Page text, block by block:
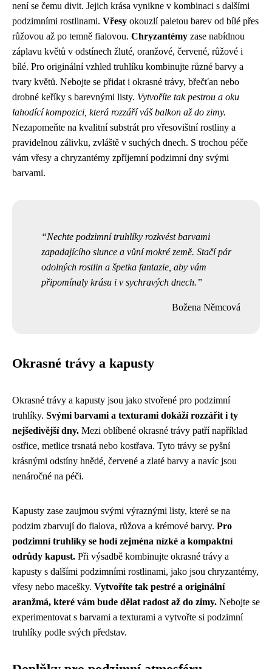
není se čemu divit. Jejich krása vynikne v kombinaci s dalšími
podzimními rostlinami. Vřesy okouzlí paletou barev od bílé přes
růžovou až po temně fialovou. Chryzantémy zase nabídnou
záplavu květů v odstínech žluté, oranžové, červené, růžové i
bílé. Pro originální vzhled truhlíku kombinujte různé barvy a
tvary květů. Nebojte se přidat i okrasné trávy, břečťan nebo
drobné keříky s barevnými listy. Vytvoříte tak pestrou a oku
lahodící kompozici, která rozzáří váš balkon až do zimy.
Nezapomeňte na kvalitní substrát pro vřesovištní rostliny a
pravidelnou zálivku, zvláště v suchých dnech. S trochou péče
vám vřesy a chryzantémy zpříjemní podzimní dny svými
barvami.
Nechte podzimní truhlíky rozkvést barvami
zapadajícího slunce a vůní mokré země. Stačí pár
odolných rostlin a špetka fantazie, aby vám
připomínaly krásu i v sychravých dnech.
Božena Němcová
Okrasné trávy a kapusty
Okrasné trávy a kapusty jsou jako stvořené pro podzimní
truhlíky. Svými barvami a texturami dokáží rozzářit i ty
nejšedivější dny. Mezi oblíbené okrasné trávy patří například
ostřice, metlice trsnatá nebo kostřava. Tyto trávy se pyšní
krásnými odstíny hnědé, červené a zlaté barvy a navíc jsou
nenáročné na péči.
Kapusty zase zaujmou svými výraznými listy, které se na
podzim zbarvují do fialova, růžova a krémové barvy. Pro
podzimní truhlíky se hodí zejména nízké a kompaktní
odrůdy kapust. Při výsadbě kombinujte okrasné trávy a
kapusty s dalšími podzimními rostlinami, jako jsou chryzantémy,
vřesy nebo macešky. Vytvoříte tak pestré a originální
aranžmá, které vám bude dělat radost až do zimy. Nebojte se
experimentovat s barvami a texturami a vytvořte si podzimní
truhlíky podle svých představ.